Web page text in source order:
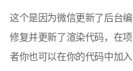
这个是因为微信更新了后台
修复并更新了渲染代码，在
者你也可以在你的代码中加